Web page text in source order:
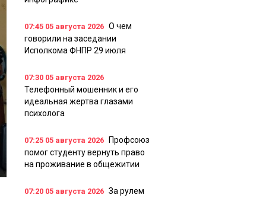
07:45 05 августа 2026 О чем
говорили на заседании
Исполкома ФНПР 29 июля
07:30 05 августа 2026
Телефонный мошенник и его
идеальная жертва глазами
психолога
07:25 05 августа 2026
Профсоюз
помог студенту вернуть право
на проживание в общежитии
07:20 05 августа 2026 За рулем